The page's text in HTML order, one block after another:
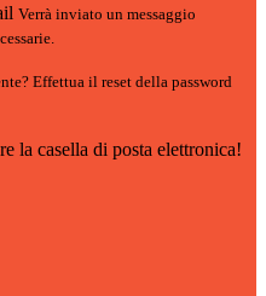
Verrà inviato un messaggio
Effettua il reset della password
la casella di posta elettronica!